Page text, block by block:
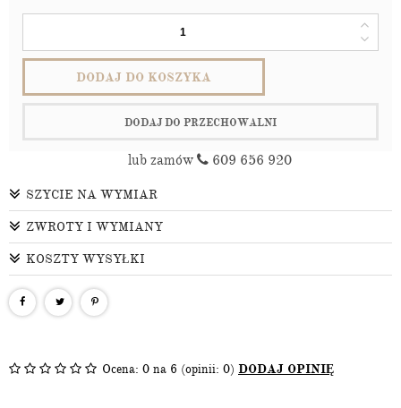
DODAJ DO KOSZYKA
DODAJ DO PRZECHOWALNI
lub zamów 609 656 920
SZYCIE NA WYMIAR
ZWROTY I WYMIANY
KOSZTY WYSYŁKI
Ocena: 0 na 6 (opinii: 0) DODAJ OPINIĘ